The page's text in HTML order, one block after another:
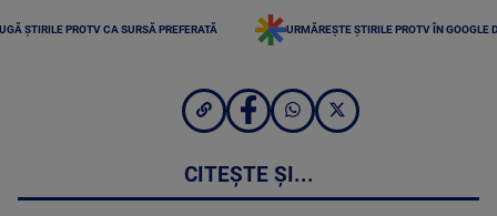
ȘTIRILE PROTV CA SURSĂ PREFERATĂ URMĂREȘTE ȘTIRILE PROTV ÎN GOOGLE
CITEȘTE ȘI...